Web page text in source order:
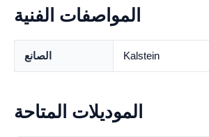
المواصفات الفنية
الصانع Kalstein
الموديلات المتاحة